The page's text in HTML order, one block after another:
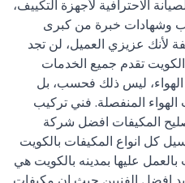
الاحترافية لأجهزة التكييف،
وشهادات خبرة من كبرى
لأنك عزيزي العميل، لن تجد
تقدم جميع الخدمات
ليس ذلك فحسب، بل
المنفصلة. فني تركيب
المكيفات افضل شركة
كل انواع المكيفات بالكويت
عليها بمدينه بالكويت هي